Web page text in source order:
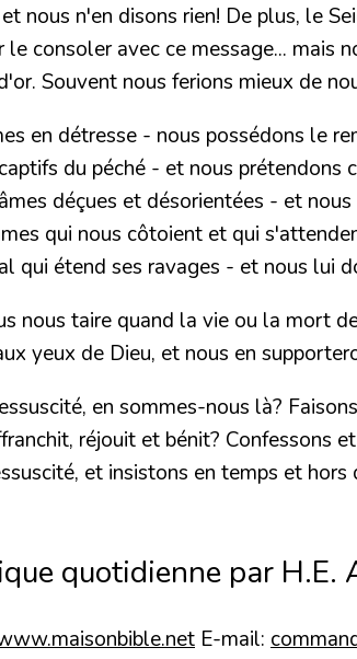
nous n'en disons rien! De plus, le
consoler avec ce message... mais
Souvent nous ferions mieux de
en détresse - nous possédons le
du péché - et nous prétendons
déçues et désorientées - et
qui nous côtoient et qui
qui étend ses ravages - et nous lui
nous taire quand la vie ou la mort
yeux de Dieu, et nous en
en sommes-nous là?
réjouit et bénit? Confessons
et insistons en temps et hors
quotidienne par H.E.
E-mail: